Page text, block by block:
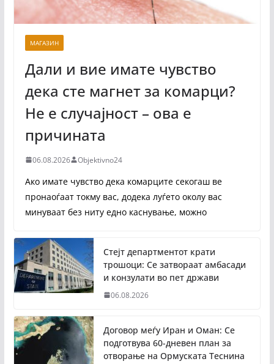
МАГАЗИН
Дали и вие имате чувство
дека сте магнет за комарци?
Не е случајност – ова е
причината
06.08.2026 Objektivno24
Ако имате чувство дека комарците секогаш ве
пронаоѓаат токму вас, додека луѓето околу вас
минуваат без ниту едно каснување, можно
Стејт департментот крати
трошоци: Се затвораат амбасади
и конзулати во пет држави
06.08.2026
Договор меѓу Иран и Оман: Се
подготвува 60-дневен план за
отворање на Ормуската Теснина